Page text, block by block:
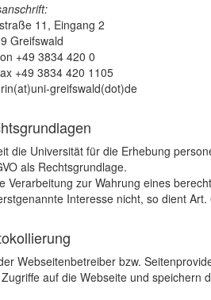
11, Eingang 2
Greifswald
+49 3834 420 0
+49 3834 420 1105
greifswald(dot)de
die Universität für die Erhebung
als Rechtsgrundlage.
Verarbeitung zur Wahrung eines
Interesse nicht, so dient
Webseitenbetreiber bzw.
auf die Webseite und speichern